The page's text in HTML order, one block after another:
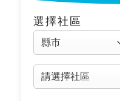
選擇社區